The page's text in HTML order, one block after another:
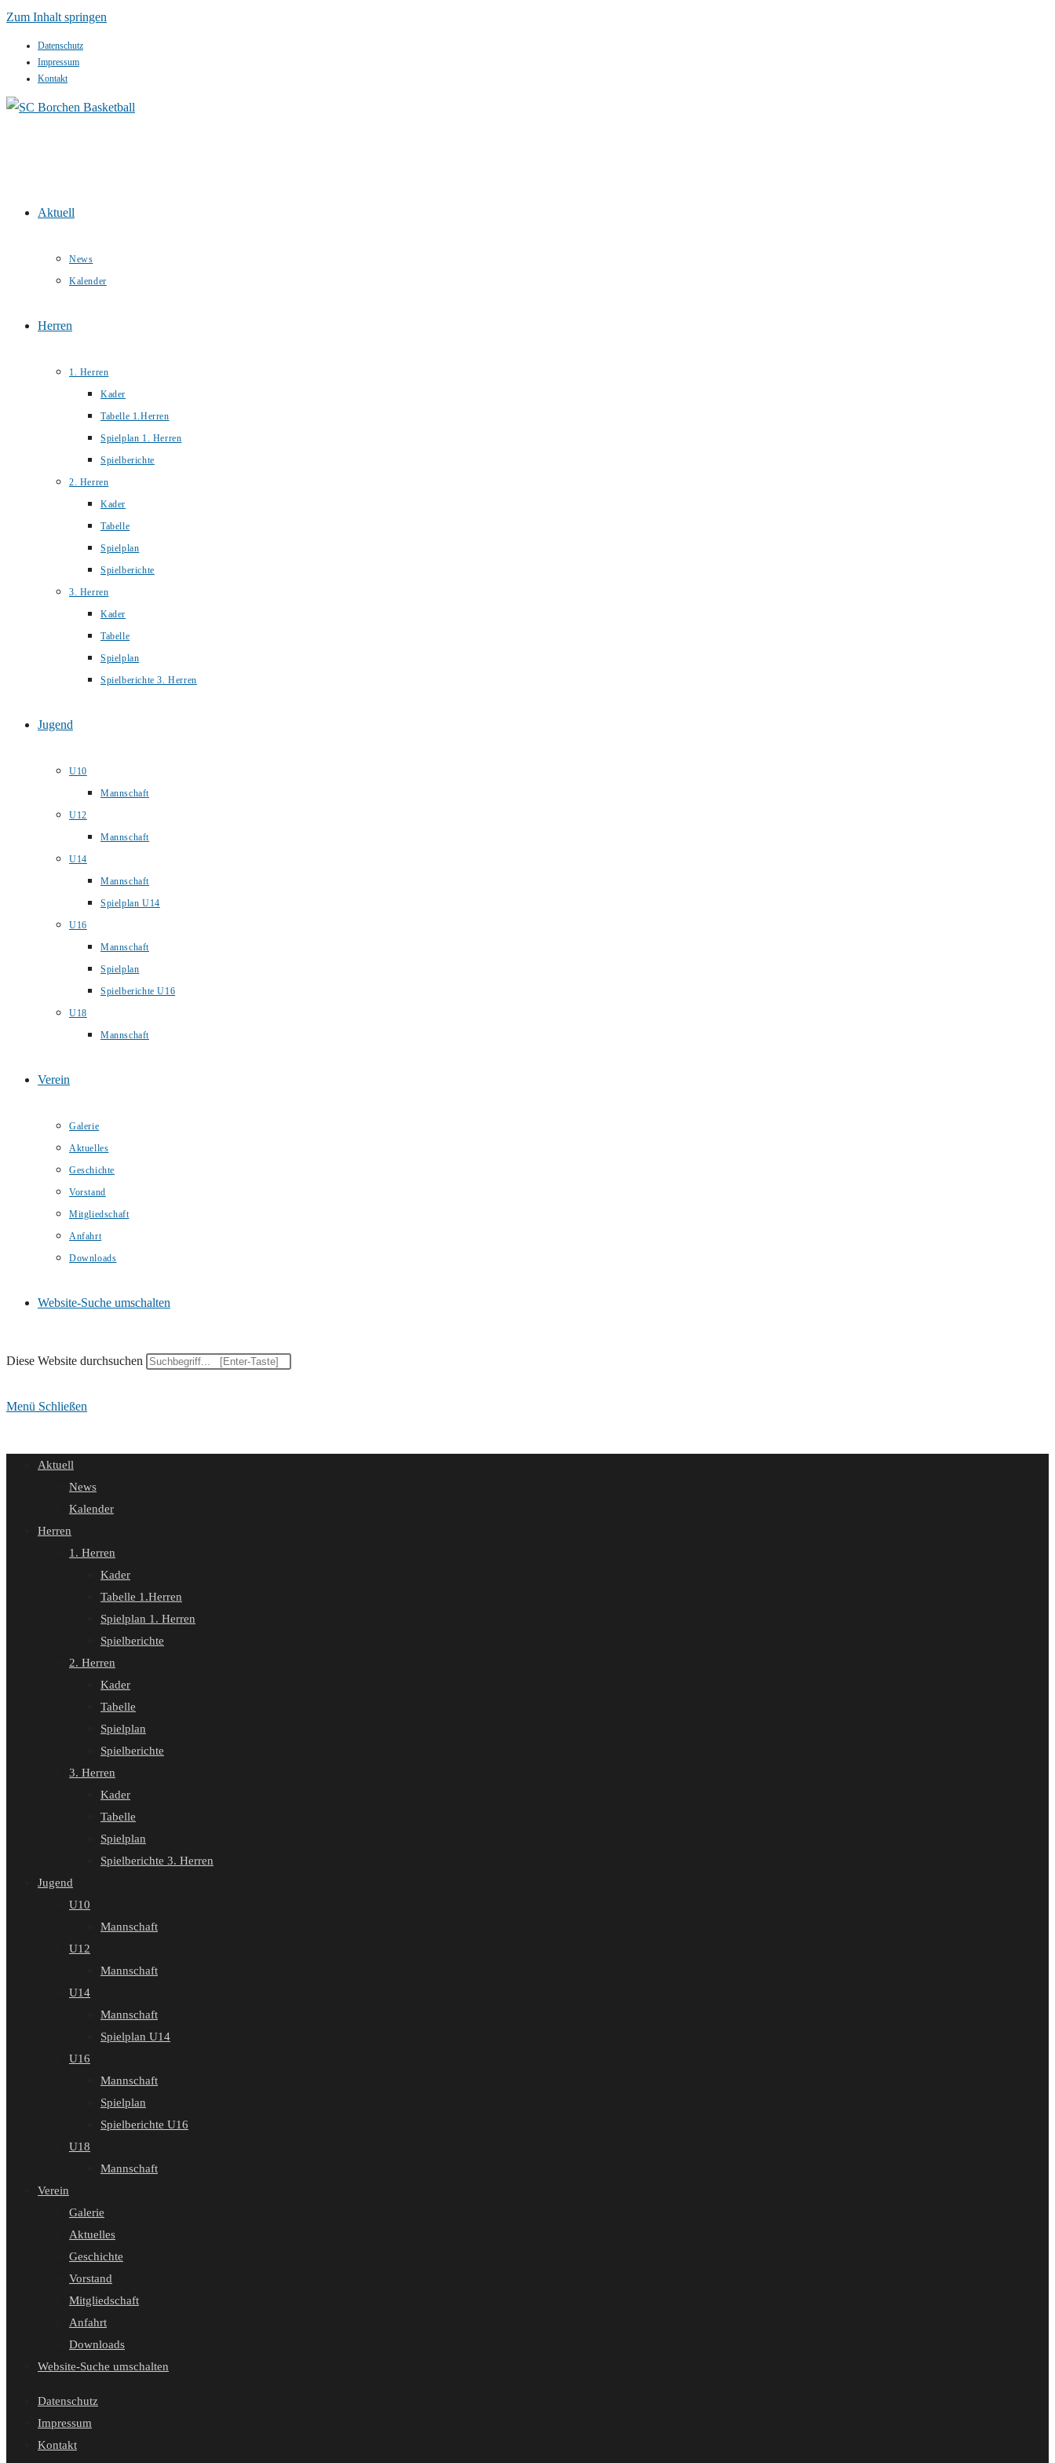
Zum Inhalt springen
Datenschutz
Impressum
Kontakt
Aktuell
News
Kalender
Herren
1. Herren
Kader
Tabelle 1.Herren
Spielplan 1. Herren
Spielberichte
2. Herren
Kader
Tabelle
Spielplan
Spielberichte
3. Herren
Kader
Tabelle
Spielplan
Spielberichte 3. Herren
Jugend
U10
Mannschaft
U12
Mannschaft
U14
Mannschaft
Spielplan U14
U16
Mannschaft
Spielplan
Spielberichte U16
U18
Mannschaft
Verein
Galerie
Aktuelles
Geschichte
Vorstand
Mitgliedschaft
Anfahrt
Downloads
Website-Suche umschalten
Diese Website durchsuchen
Menü Schließen
Aktuell
News
Kalender
Herren
1. Herren
Kader
Tabelle 1.Herren
Spielplan 1. Herren
Spielberichte
2. Herren
Kader
Tabelle
Spielplan
Spielberichte
3. Herren
Kader
Tabelle
Spielplan
Spielberichte 3. Herren
Jugend
U10
Mannschaft
U12
Mannschaft
U14
Mannschaft
Spielplan U14
U16
Mannschaft
Spielplan
Spielberichte U16
U18
Mannschaft
Verein
Galerie
Aktuelles
Geschichte
Vorstand
Mitgliedschaft
Anfahrt
Downloads
Website-Suche umschalten
Datenschutz
Impressum
Kontakt